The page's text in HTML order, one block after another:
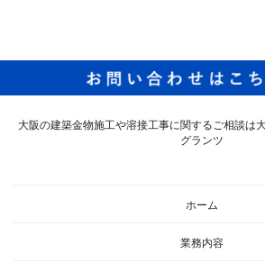
大阪の建築金物施工や溶接工事に関するご相談は
グランツ
ホーム
業務内容